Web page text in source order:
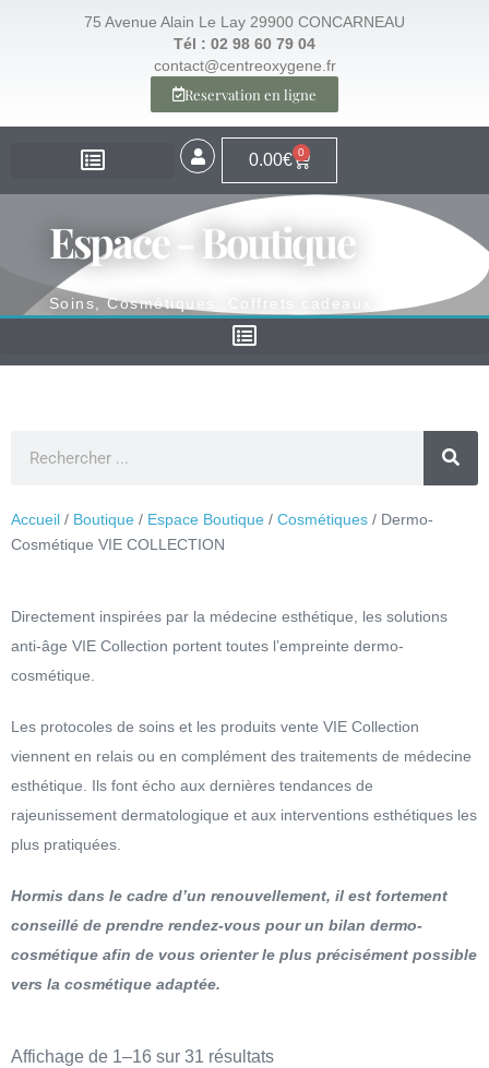
75 Avenue Alain Le Lay 29900 CONCARNEAU
Tél : 02 98 60 79 04
contact@centreoxygene.fr
Reservation en ligne
0.00€ 0
Espace - Boutique
Soins, Cosmétiques, Coffrets cadeaux
Accueil / Boutique / Espace Boutique / Cosmétiques / Dermo-
Cosmétique VIE COLLECTION
Directement inspirées par la médecine esthétique, les solutions
anti-âge VIE Collection portent toutes l’empreinte dermo-
cosmétique.
Les protocoles de soins et les produits vente VIE Collection
viennent en relais ou en complément des traitements de médecine
esthétique. Ils font écho aux dernières tendances de
rajeunissement dermatologique et aux interventions esthétiques les
plus pratiquées.
Hormis dans le cadre d’un renouvellement, il est fortement
conseillé de prendre rendez-vous pour un bilan dermo-
cosmétique afin de vous orienter le plus précisément possible
vers la cosmétique adaptée.
Affichage de 1–16 sur 31 résultats